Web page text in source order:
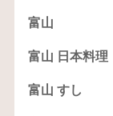
富山
富山 日本料理
富山 すし